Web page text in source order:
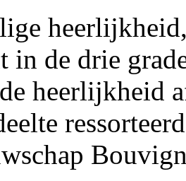
in de drie
heerlijkheid